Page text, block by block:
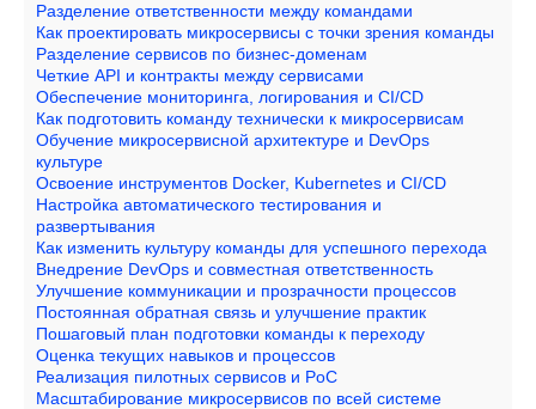
Разделение ответственности между командами
Как проектировать микросервисы с точки зрения команды
Разделение сервисов по бизнес-доменам
Четкие API и контракты между сервисами
Обеспечение мониторинга, логирования и CI/CD
Как подготовить команду технически к микросервисам
Обучение микросервисной архитектуре и DevOps
культуре
Освоение инструментов Docker, Kubernetes и CI/CD
Настройка автоматического тестирования и
развертывания
Как изменить культуру команды для успешного перехода
Внедрение DevOps и совместная ответственность
Улучшение коммуникации и прозрачности процессов
Постоянная обратная связь и улучшение практик
Пошаговый план подготовки команды к переходу
Оценка текущих навыков и процессов
Реализация пилотных сервисов и PoC
Масштабирование микросервисов по всей системе